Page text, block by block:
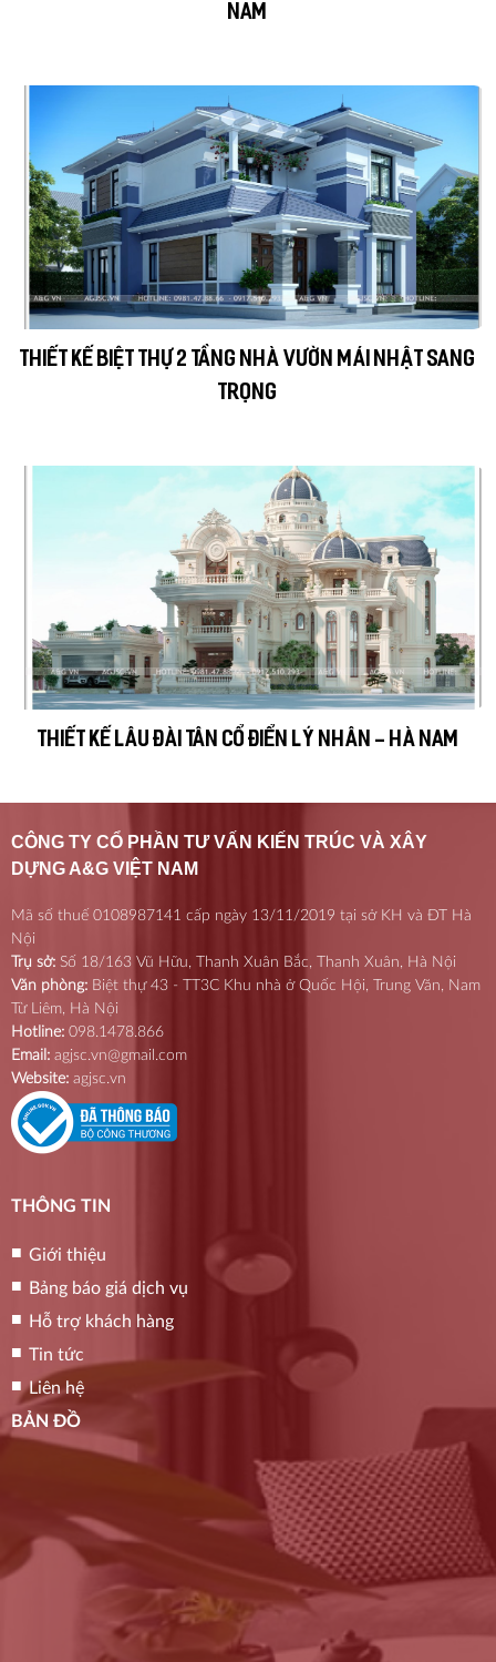
NAM
THIẾT KẾ BIỆT THỰ 2 TẦNG NHÀ VƯỜN MÁI NHẬT SANG
TRỌNG
THIẾT KẾ LÂU ĐÀI TÂN CỔ ĐIỂN Lý Nhân - Hà Nam
CÔNG TY CỔ PHẦN TƯ VẤN KIẾN TRÚC VÀ XÂY
DỰNG A&G VIỆT NAM
Mã số thuế 0108987141 cấp ngày 13/11/2019 tại sở KH và ĐT Hà
Nội
Trụ sở: Số 18/163 Vũ Hữu, Thanh Xuân Bắc, Thanh Xuân, Hà Nội
Văn phòng: Biệt thự 43 - TT3C Khu nhà ở Quốc Hội, Trung Văn, Nam
Từ Liêm, Hà Nội
Hotline: 098.1478.866
Email: agjsc.vn@gmail.com
Website: agjsc.vn
THÔNG TIN
Giới thiệu
Bảng báo giá dịch vụ
Hỗ trợ khách hàng
Tin tức
Liên hệ
BẢN ĐỒ